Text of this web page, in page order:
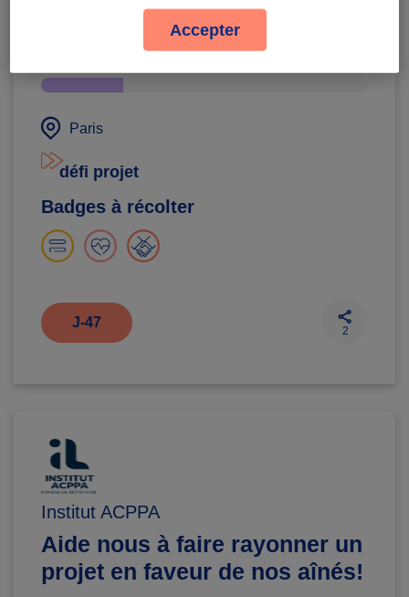
d’EHPAD, des soignants et
des danseurs
Paris
défi projet
Badges à récolter
J-47
2
Institut ACPPA
Aide nous à faire rayonner un
projet en faveur de nos aînés!
Accepter